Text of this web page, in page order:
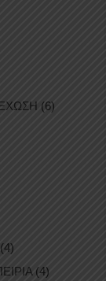
(6)
(4)
(4)